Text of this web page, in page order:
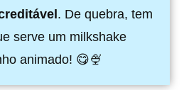
. De quebra, tem
serve um milkshake
animado! 😋🍨